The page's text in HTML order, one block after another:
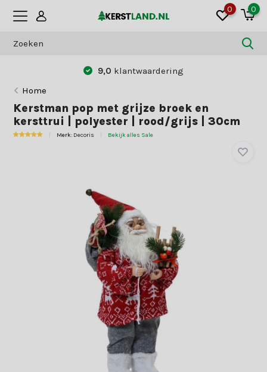
0 0
9,0 klantwaardering
Home
Kerstman pop met grijze broek en
kersttrui | polyester | rood/grijs | 30cm
Merk: Decoris Bekijk alles Sale